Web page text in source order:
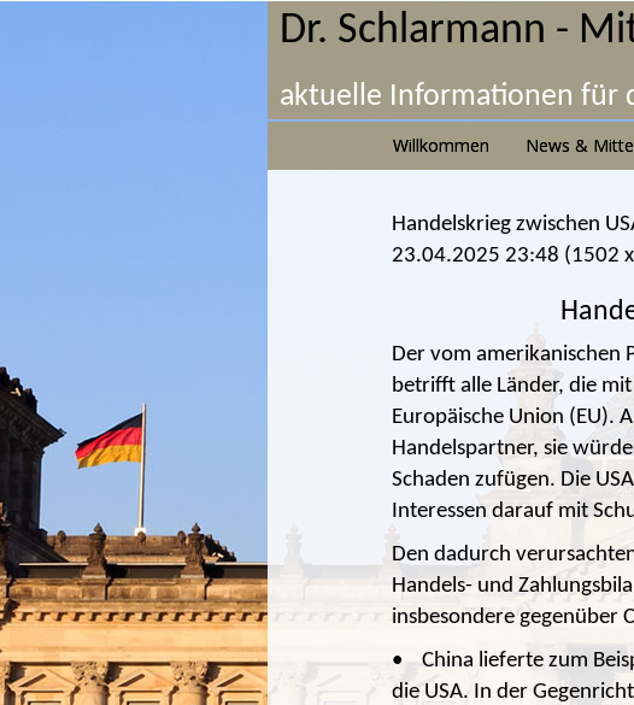
Dr. Schlarmann -
aktuelle Informationen für
Willkommen News &
Handelskrieg zwischen
23.04.2025 23:48 (1502
Der vom amerikanischen
betrifft alle Länder, die
Europäische Union (EU).
Handelspartner, sie
Schaden zufügen. Die
Interessen darauf mit
Den dadurch
Handels- und
insbesondere gegenüber
• China lieferte zum
die USA. In der